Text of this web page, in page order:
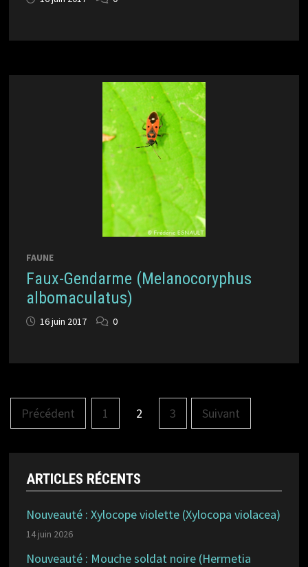
FAUNE
Faux-Gendarme (Melanocoryphus
albomaculatus)
16 juin 2017 0
Pagination
des
Précédent 1 2 3 Suivant
ARTICLES RÉCENTS
Nouveauté : Xylocope violette (Xylocopa violacea)
14 juin 2026
Nouveauté : Mouche soldat noire (Hermetia